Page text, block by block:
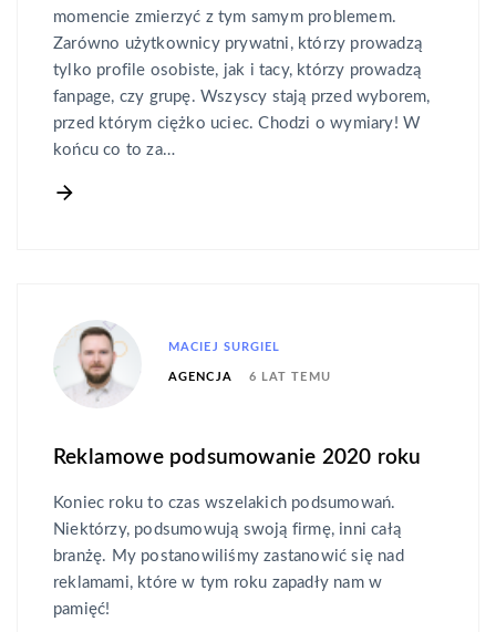
momencie zmierzyć z tym samym problemem.
Zarówno użytkownicy prywatni, którzy prowadzą
tylko profile osobiste, jak i tacy, którzy prowadzą
fanpage, czy grupę. Wszyscy stają przed wyborem,
przed którym ciężko uciec. Chodzi o wymiary! W
końcu co to za…
MACIEJ SURGIEL
AGENCJA 6 LAT TEMU
Reklamowe podsumowanie 2020 roku
Koniec roku to czas wszelakich podsumowań.
Niektórzy, podsumowują swoją firmę, inni całą
branżę. My postanowiliśmy zastanowić się nad
reklamami, które w tym roku zapadły nam w
pamięć!